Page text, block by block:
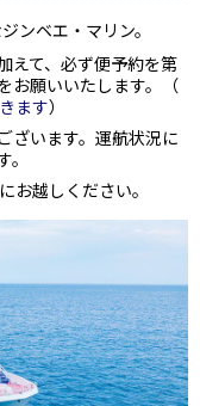
ンベエ・マリン。
えて、必ず便予約を第
お願いいたします。（
）
ざいます。運航状況に
お越しください。